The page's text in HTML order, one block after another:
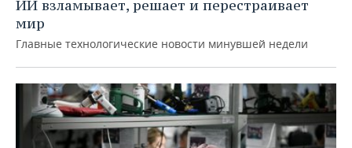
ИИ взламывает, решает и перестраивает
мир
Главные технологические новости минувшей недели